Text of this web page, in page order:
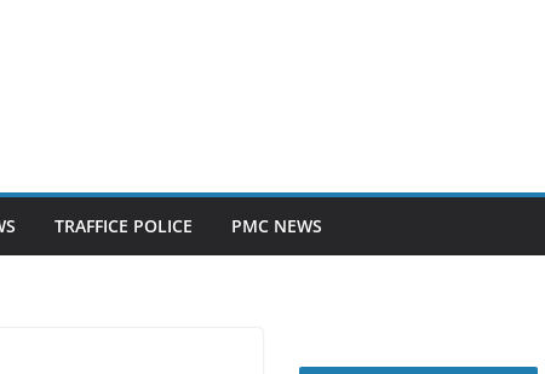
TRAFFICE POLICE PMC NEWS